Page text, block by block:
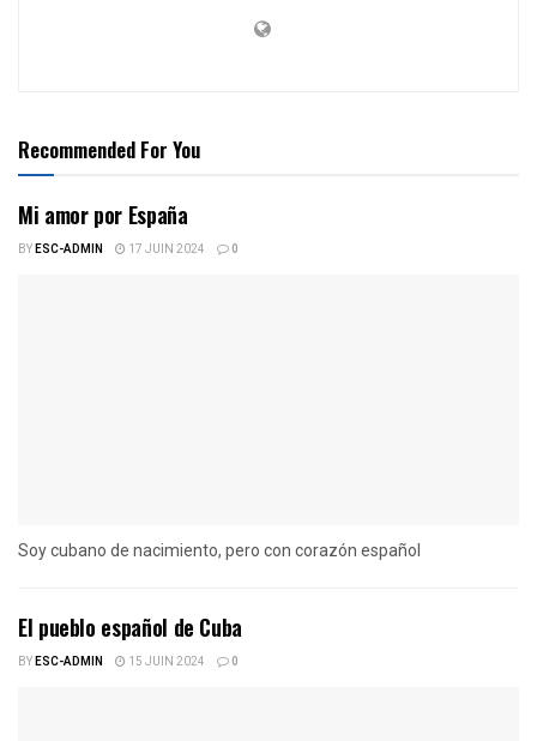
Recommended For You
Mi amor por España
BYESC-ADMIN 17 JUIN 2024 0
Soy cubano de nacimiento, pero con corazón español
El pueblo español de Cuba
BYESC-ADMIN 15 JUIN 2024 0